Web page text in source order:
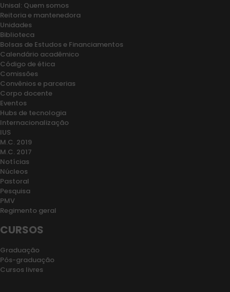
Unisal: Quem somos
Reitoria e mantenedora
Unidades
Biblioteca
Bolsas de Estudos e Financiamentos
Calendário acadêmico
Código de ética
Comissões
Convênios e parcerias
Corpo docente
Eventos
Hubs de tecnologia
Internacionalização
IUS
M.C. 2019
M.C. 2017
Notícias
Núcleos
Pastoral
Pesquisa
PMV
Regimento geral
CURSOS
Graduação
Pós-graduação
Cursos livres